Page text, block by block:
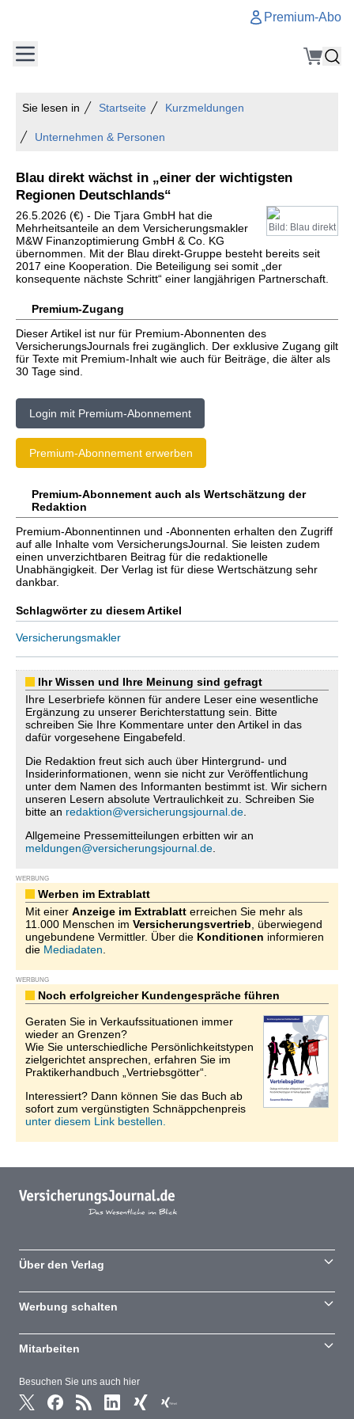
Premium-Abo
Sie lesen in Startseite Kurzmeldungen
Unternehmen & Personen
Blau direkt wächst in „einer der wichtigsten
Regionen Deutschlands“
Bild: Blau direkt
26.5.2026 (€) - Die Tjara GmbH hat die
Mehrheitsanteile an dem Versicherungsmakler
M&W Finanzoptimierung GmbH & Co. KG
übernommen. Mit der Blau direkt-Gruppe besteht bereits seit
2017 eine Kooperation. Die Beteiligung sei somit „der
konsequente nächste Schritt“ einer langjährigen Partnerschaft.
Premium-Zugang
Dieser Artikel ist nur für Premium-Abonnenten des
VersicherungsJournals frei zugänglich. Der exklusive Zugang gilt
für Texte mit Premium-Inhalt wie auch für Beiträge, die älter als
30 Tage sind.
Login mit Premium-Abonnement
Premium-Abonnement erwerben
Premium-Abonnement auch als Wertschätzung der
Redaktion
Premium-Abonnentinnen und -Abonnenten erhalten den Zugriff
auf alle Inhalte vom VersicherungsJournal. Sie leisten zudem
einen unverzichtbaren Beitrag für die redaktionelle
Unabhängigkeit. Der Verlag ist für diese Wertschätzung sehr
dankbar.
Schlagwörter zu diesem Artikel
Versicherungsmakler
Ihr Wissen und Ihre Meinung sind gefragt
Ihre Leserbriefe können für andere Leser eine wesentliche
Ergänzung zu unserer Berichterstattung sein. Bitte
schreiben Sie Ihre Kommentare unter den Artikel in das
dafür vorgesehene Eingabefeld.
Die Redaktion freut sich auch über Hintergrund- und
Insiderinformationen, wenn sie nicht zur Veröffentlichung
unter dem Namen des Informanten bestimmt ist. Wir sichern
unseren Lesern absolute Vertraulichkeit zu. Schreiben Sie
bitte an redaktion@versicherungsjournal.de
Allgemeine Pressemitteilungen erbitten wir an
meldungen@versicherungsjournal.de
WERBUNG
Werben im Extrablatt
Mit einer Anzeige im Extrablatt erreichen Sie mehr als
11.000 Menschen im Versicherungsvertrieb , überwiegend
ungebundene Vermittler. Über die Konditionen informieren
die Mediadaten
WERBUNG
Noch erfolgreicher Kundengespräche führen
Geraten Sie in Verkaufssituationen immer
wieder an Grenzen?
Wie Sie unterschiedliche Persönlichkeitstypen
zielgerichtet ansprechen, erfahren Sie im
Praktikerhandbuch „Vertriebsgötter“.
Interessiert? Dann können Sie das Buch ab
sofort zum vergünstigten Schnäppchenpreis
unter diesem Link bestellen.
Besuchen Sie uns auch hier
Über den Verlag
Werbung schalten
Mitarbeiten